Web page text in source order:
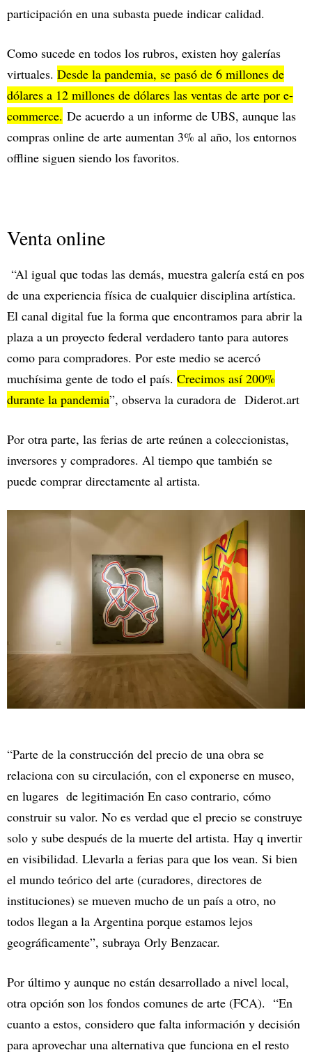
participación en una subasta puede indicar calidad.
Como sucede en todos los rubros, existen hoy galerías
virtuales. Desde la pandemia, se pasó de 6 millones de
dólares a 12 millones de dólares las ventas de arte por e-
commerce. De acuerdo a un informe de UBS, aunque las
compras online de arte aumentan 3% al año, los entornos
offline siguen siendo los favoritos.
Venta online
“Al igual que todas las demás, muestra galería está en pos
de una experiencia física de cualquier disciplina artística.
El canal digital fue la forma que encontramos para abrir la
plaza a un proyecto federal verdadero tanto para autores
como para compradores. Por este medio se acercó
muchísima gente de todo el país. Crecimos así 200%
durante la pandemia”, observa la curadora de Diderot.art
Por otra parte, las ferias de arte reúnen a coleccionistas,
inversores y compradores. Al tiempo que también se
puede comprar directamente al artista.
“Parte de la construcción del precio de una obra se
relaciona con su circulación, con el exponerse en museo,
en lugares de legitimación En caso contrario, cómo
construir su valor. No es verdad que el precio se construye
solo y sube después de la muerte del artista. Hay q invertir
en visibilidad. Llevarla a ferias para que los vean. Si bien
el mundo teórico del arte (curadores, directores de
instituciones) se mueven mucho de un país a otro, no
todos llegan a la Argentina porque estamos lejos
geográficamente”, subraya Orly Benzacar.
Por último y aunque no están desarrollado a nivel local,
otra opción son los fondos comunes de arte (FCA). “En
cuanto a estos, considero que falta información y decisión
para aprovechar una alternativa que funciona en el resto